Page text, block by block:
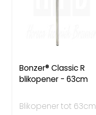
Bonzer® Classic R
blikopener - 63cm
Blikopener tot 63cm